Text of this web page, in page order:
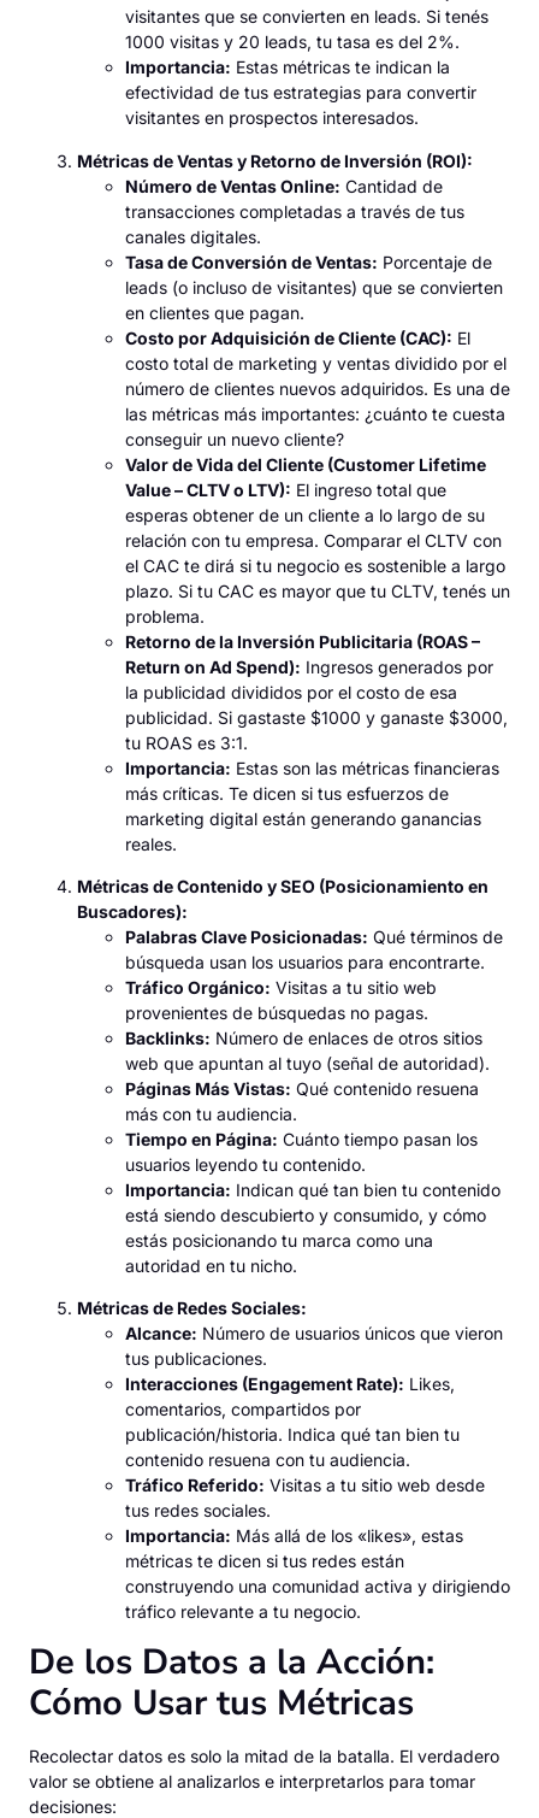
visitantes que se convierten en leads. Si tenés
1000 visitas y 20 leads, tu tasa es del 2%.
Importancia: Estas métricas te indican la
efectividad de tus estrategias para convertir
visitantes en prospectos interesados.
Métricas de Ventas y Retorno de Inversión (ROI):
Número de Ventas Online: Cantidad de
transacciones completadas a través de tus
canales digitales.
Tasa de Conversión de Ventas: Porcentaje de
leads (o incluso de visitantes) que se convierten
en clientes que pagan.
Costo por Adquisición de Cliente (CAC): El
costo total de marketing y ventas dividido por el
número de clientes nuevos adquiridos. Es una de
las métricas más importantes: ¿cuánto te cuesta
conseguir un nuevo cliente?
Valor de Vida del Cliente (Customer Lifetime
Value – CLTV o LTV): El ingreso total que
esperas obtener de un cliente a lo largo de su
relación con tu empresa. Comparar el CLTV con
el CAC te dirá si tu negocio es sostenible a largo
plazo. Si tu CAC es mayor que tu CLTV, tenés un
problema.
Retorno de la Inversión Publicitaria (ROAS –
Return on Ad Spend): Ingresos generados por
la publicidad divididos por el costo de esa
publicidad. Si gastaste $1000 y ganaste $3000,
tu ROAS es 3:1.
Importancia: Estas son las métricas financieras
más críticas. Te dicen si tus esfuerzos de
marketing digital están generando ganancias
reales.
Métricas de Contenido y SEO (Posicionamiento en
Buscadores):
Palabras Clave Posicionadas: Qué términos de
búsqueda usan los usuarios para encontrarte.
Tráfico Orgánico: Visitas a tu sitio web
provenientes de búsquedas no pagas.
Backlinks: Número de enlaces de otros sitios
web que apuntan al tuyo (señal de autoridad).
Páginas Más Vistas: Qué contenido resuena
más con tu audiencia.
Tiempo en Página: Cuánto tiempo pasan los
usuarios leyendo tu contenido.
Importancia: Indican qué tan bien tu contenido
está siendo descubierto y consumido, y cómo
estás posicionando tu marca como una
autoridad en tu nicho.
Métricas de Redes Sociales:
Alcance: Número de usuarios únicos que vieron
tus publicaciones.
Interacciones (Engagement Rate): Likes,
comentarios, compartidos por
publicación/historia. Indica qué tan bien tu
contenido resuena con tu audiencia.
Tráfico Referido: Visitas a tu sitio web desde
tus redes sociales.
Importancia: Más allá de los «likes», estas
métricas te dicen si tus redes están
construyendo una comunidad activa y dirigiendo
tráfico relevante a tu negocio.
De los Datos a la Acción:
Cómo Usar tus Métricas
Recolectar datos es solo la mitad de la batalla. El verdadero
valor se obtiene al analizarlos e interpretarlos para tomar
decisiones: